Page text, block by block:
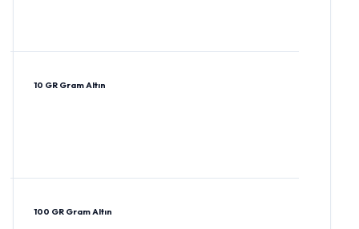
10 GR Gram Altın
100 GR Gram Altın